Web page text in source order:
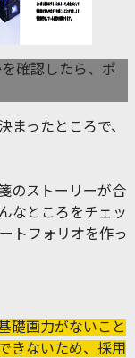
確認したら、ポ
まったところで、
のストーリーが合
なところをチェッ
トフォリオを作っ
礎画力がないこと
きないため、採用